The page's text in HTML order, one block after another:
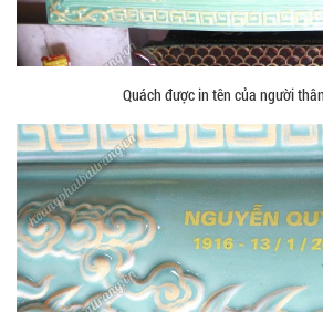
Quách được in tên của người